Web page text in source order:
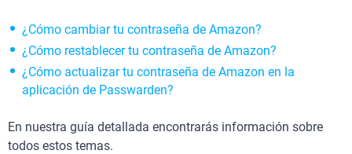
¿Cómo cambiar tu contraseña de Amazon?
¿Cómo restablecer tu contraseña de Amazon?
¿Cómo actualizar tu contraseña de Amazon en la
aplicación de Passwarden?
En nuestra guía detallada encontrarás información sobre
todos estos temas.